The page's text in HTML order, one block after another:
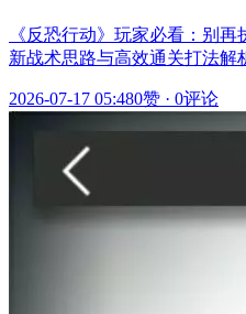
《反恐行动》玩家必看：别
新战术思路与高效通关打法解
2026-07-17 05:480赞 · 0评论